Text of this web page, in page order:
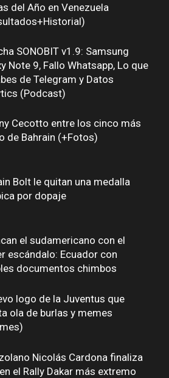
del Año en Venezuela
SONOBIT v1.9: Samsung
Note 9, Fallo Whatsapp, Lo que
de Telegram y Datos
(Podcast)
Cecotto entre los cinco más
de Bahrain (+Fotos)
Bolt le quitan una medalla
por dopaje
el sudamericano con el
escándalo: Ecuador con
documentos chimbos
logo de la Juventus que
ola de burlas y memes
Nicolás Cardona finaliza
el Rally Dakar más extremo